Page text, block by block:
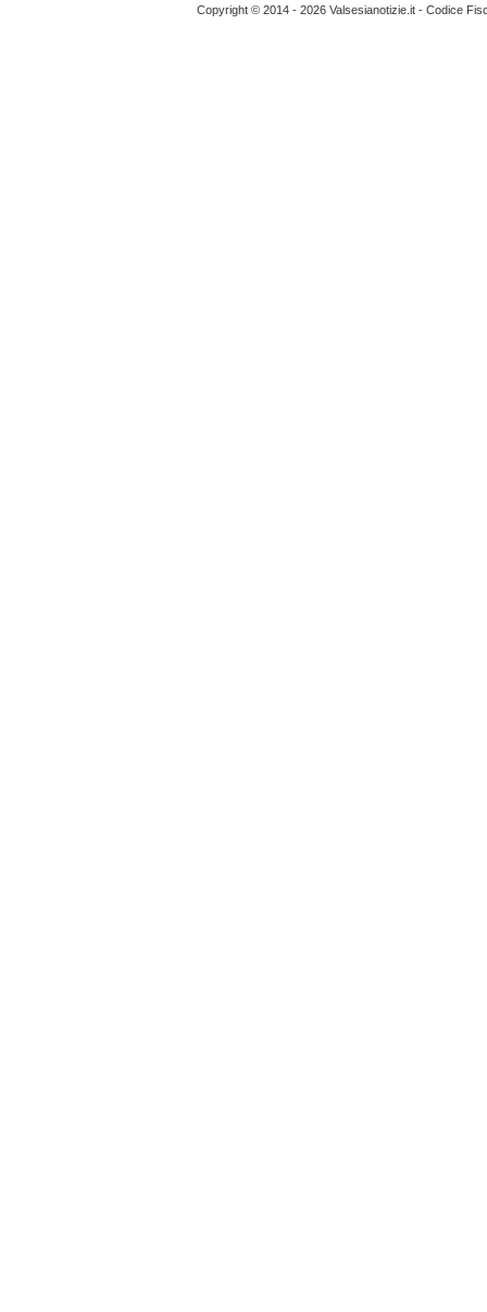
Copyright © 2014 - 2026 Valsesianotizie.it - Codice